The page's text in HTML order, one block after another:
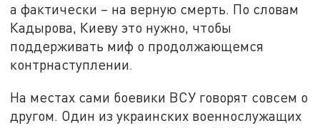
а фактически – на верную смерть. По словам
Кадырова, Киеву это нужно, чтобы
поддерживать миф о продолжающемся
контрнаступлении.
На местах сами боевики ВСУ говорят совсем о
другом. Один из украинских военнослужащих